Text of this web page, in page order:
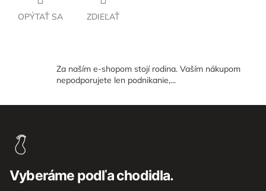
OPÝTAŤ SA ZDIEĽAŤ
Za naším e-shopom stojí rodina. Vaším nákupom
nepodporujete len podnikanie,...
Vyberáme podľa chodidla.